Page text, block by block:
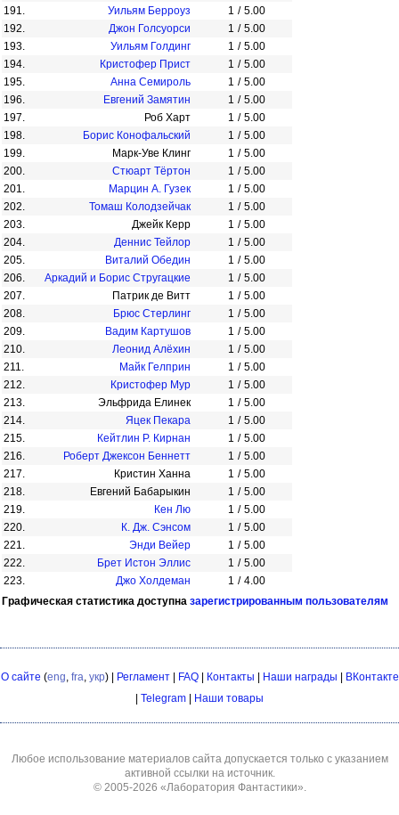
191.
Уильям Берроуз 1 / 5.00
192.
Джон Голсуорси 1 / 5.00
193.
Уильям Голдинг 1 / 5.00
194.
Кристофер Прист 1 / 5.00
195.
Анна Семироль 1 / 5.00
196.
Евгений Замятин 1 / 5.00
197.
Роб Харт 1 / 5.00
198.
Борис Конофальский 1 / 5.00
199.
Марк-Уве Клинг 1 / 5.00
200.
Стюарт Тёртон 1 / 5.00
201.
Марцин А. Гузек 1 / 5.00
202.
Томаш Колодзейчак 1 / 5.00
203.
Джейк Керр 1 / 5.00
204.
Деннис Тейлор 1 / 5.00
205.
Виталий Обедин 1 / 5.00
206.
Аркадий и Борис Стругацкие 1 / 5.00
207.
Патрик де Витт 1 / 5.00
208.
Брюс Стерлинг 1 / 5.00
209.
Вадим Картушов 1 / 5.00
210.
Леонид Алёхин 1 / 5.00
211.
Майк Гелприн 1 / 5.00
212.
Кристофер Мур 1 / 5.00
213.
Эльфрида Елинек 1 / 5.00
214.
Яцек Пекара 1 / 5.00
215.
Кейтлин Р. Кирнан 1 / 5.00
216.
Роберт Джексон Беннетт 1 / 5.00
217.
Кристин Ханна 1 / 5.00
218.
Евгений Бабарыкин 1 / 5.00
219.
Кен Лю 1 / 5.00
220.
К. Дж. Сэнсом 1 / 5.00
221.
Энди Вейер 1 / 5.00
222.
Брет Истон Эллис 1 / 5.00
223.
Джо Холдеман 1 / 4.00
Графическая статистика доступна зарегистрированным пользователям
О сайте (eng, fra, укр) | Регламент| FAQ| Контакты Наши награды
ВКонтакте
Telegram Наши товары
Любое использование материалов сайта допускается только с указанием
активной ссылки на источник.
© 2005-2026 «Лаборатория Фантастики».